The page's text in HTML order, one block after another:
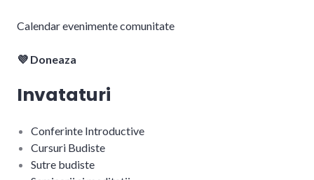
Calendar evenimente comunitate
💜 Doneaza
Invataturi
Conferinte Introductive
Cursuri Budiste
Sutre budiste